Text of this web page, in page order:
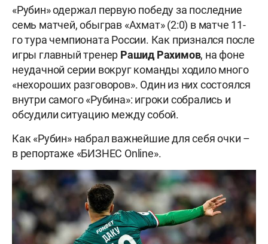
«Рубин» одержал первую победу за последние
семь матчей, обыграв «Ахмат» (2:0) в матче 11-
го тура чемпионата России. Как признался после
игры главный тренер Рашид Рахимов, на фоне
неудачной серии вокруг команды ходило много
«нехороших разговоров». Один из них состоялся
внутри самого «Рубина»: игроки собрались и
обсудили ситуацию между собой.
Как «Рубин» набрал важнейшие для себя очки –
в репортаже «БИЗНЕС Online».